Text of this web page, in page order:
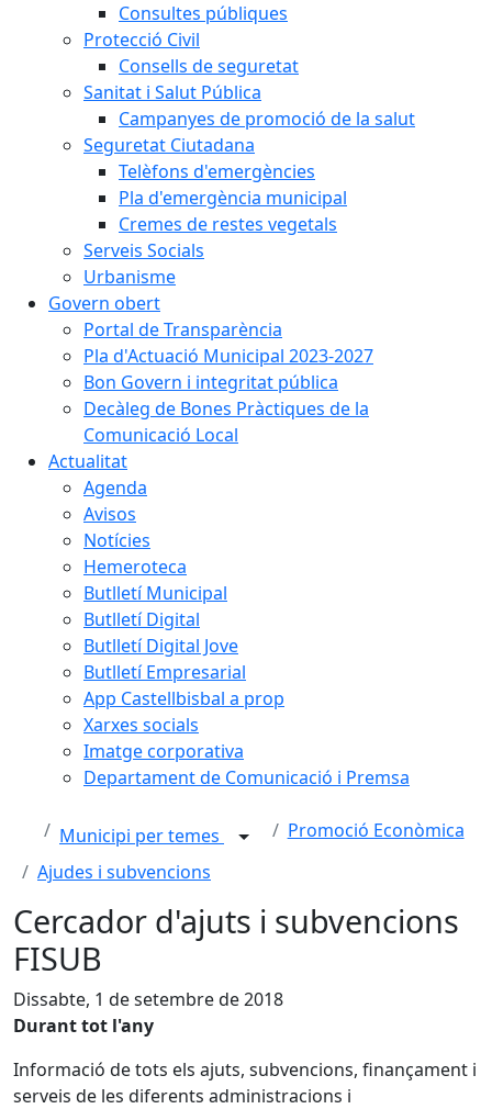
Consultes públiques
Protecció Civil
Consells de seguretat
Sanitat i Salut Pública
Campanyes de promoció de la salut
Seguretat Ciutadana
Telèfons d'emergències
Pla d'emergència municipal
Cremes de restes vegetals
Serveis Socials
Urbanisme
Govern obert
Portal de Transparència
Pla d'Actuació Municipal 2023-2027
Bon Govern i integritat pública
Decàleg de Bones Pràctiques de la
Comunicació Local
Actualitat
Agenda
Avisos
Notícies
Hemeroteca
Butlletí Municipal
Butlletí Digital
Butlletí Digital Jove
Butlletí Empresarial
App Castellbisbal a prop
Xarxes socials
Imatge corporativa
Departament de Comunicació i Premsa
Municipi per temes
Promoció Econòmica
Ajudes i subvencions
Cercador d'ajuts i subvencions
FISUB
Dissabte, 1 de setembre de 2018
Durant tot l'any
Informació de tots els ajuts, subvencions, finançament i
serveis de les diferents administracions i